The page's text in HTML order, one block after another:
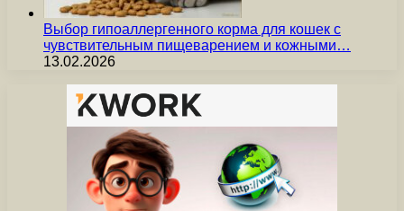
Выбор гипоаллергенного корма для кошек с
чувствительным пищеварением и кожными…
13.02.2026